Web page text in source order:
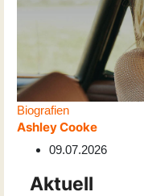
Biografien
Ashley Cooke
09.07.2026
Aktuell